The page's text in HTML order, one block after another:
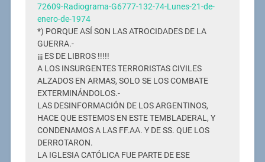
72609-Radiograma-G6777-132-74-Lunes-21-de-
enero-de-1974
*) PORQUE ASÍ SON LAS ATROCIDADES DE LA
GUERRA.-
¡¡¡ ES DE LIBROS !!!!!
A LOS INSURGENTES TERRORISTAS CIVILES
ALZADOS EN ARMAS, SOLO SE LOS COMBATE
EXTERMINÁNDOLOS.-
LAS DESINFORMACIÓN DE LOS ARGENTINOS,
HACE QUE ESTEMOS EN ESTE TEMBLADERAL, Y
CONDENAMOS A LAS FF.AA. Y DE SS. QUE LOS
DERROTARON.
LA IGLESIA CATÓLICA FUE PARTE DE ESE